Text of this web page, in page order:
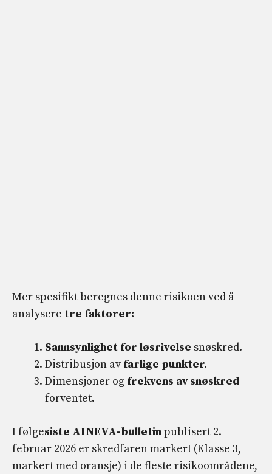
Mer spesifikt beregnes denne risikoen ved å
analysere tre faktorer:
Sannsynlighet for løsrivelse snøskred.
Distribusjon av farlige punkter.
Dimensjoner og frekvens av snøskred
forventet.
I følgesiste AINEVA-bulletinpublisert 2.
februar 2026 er skredfaren markert (Klasse 3,
markert med oransje) i de fleste risikoområdene,